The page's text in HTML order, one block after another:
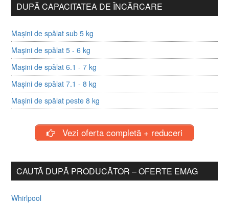
DUPĂ CAPACITATEA DE ÎNCĂRCARE
Mașini de spălat sub 5 kg
Mașini de spălat 5 - 6 kg
Mașini de spălat 6.1 - 7 kg
Mașini de spălat 7.1 - 8 kg
Mașini de spălat peste 8 kg
Vezi oferta completă + reduceri
CAUTĂ DUPĂ PRODUCĂTOR – OFERTE EMAG
Whirlpool